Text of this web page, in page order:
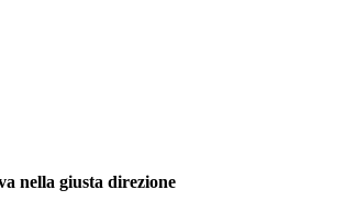
nella giusta direzione